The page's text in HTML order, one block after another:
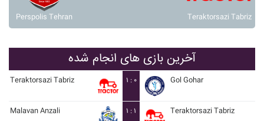
Perspolis Tehran Teraktorsazi Tabriz
آخرین بازی های انجام شده
Teraktorsazi Tabriz ۱ : ۰ Gol Gohar
Malavan Anzali ۱ : ۱ Teraktorsazi Tabriz